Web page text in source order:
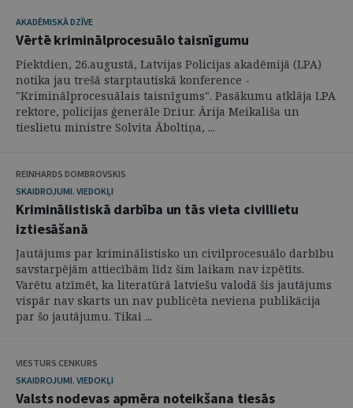
AKADĒMISKĀ DZĪVE
Vērtē kriminālprocesuālo taisnīgumu
Piektdien, 26.augustā, Latvijas Policijas akadēmijā (LPA)
notika jau trešā starptautiskā konference -
"Kriminālprocesuālais taisnīgums". Pasākumu atklāja LPA
rektore, policijas ģenerāle Dr.iur. Ārija Meikališa un
tieslietu ministre Solvita Āboltiņa, ...
REINHARDS DOMBROVSKIS
SKAIDROJUMI. VIEDOKĻI
Kriminālistiskā darbība un tās vieta civillietu
iztiesāšanā
Jautājums par kriminālistisko un civilprocesuālo darbību
savstarpējām attiecībām līdz šim laikam nav izpētīts.
Varētu atzīmēt, ka literatūrā latviešu valodā šis jautājums
vispār nav skarts un nav publicēta neviena publikācija
par šo jautājumu. Tikai ...
VIESTURS CENKURS
SKAIDROJUMI. VIEDOKĻI
Valsts nodevas apmēra noteikšana tiesās